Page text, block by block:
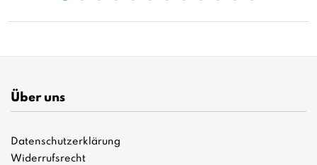
Über uns
Datenschutzerklärung
Widerrufsrecht